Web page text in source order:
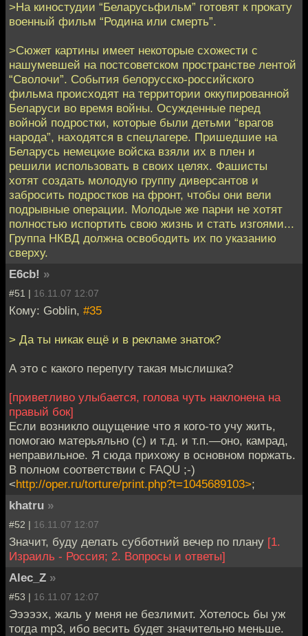
>На киностудии “Беларусьфильм” готовят к прокату
военный фильм “Родина или смерть”.
>Сюжет картины имеет некоторые схожести с
нашумевшей на постсоветском пространстве лентой
“Сволочи”. События белорусско-российского
фильма происходят на территории оккупированной
Беларуси во время войны. Осужденные перед
войной подростки, которые были детьми “врагов
народа”, находятся в спецлагере. Пришедшие на
Беларусь немецкие войска взяли их в плен и
решили использовать в своих целях. Фашисты
хотят создать молодую группу диверсантов и
забросить подростков на фронт, чтобы они вели
подрывные операции. Молодые же парни не хотят
полностью испортить свою жизнь и стать изгоями...
Группа НКВД должна освободить их по указанию
сверху.
E6cb! »
#51 | 16.11.07 12:07
Кому: Goblin, #35
> Да ты никак ещё и в рекламе знаток?
А это с какого перепугу такая мыслишка?
[приветливо улыбается, голова чуть наклонена на
правый бок]
Если возникло ощущение что я кого-то учу жить,
помогаю матерьяльно (с) и т.д. и т.п.—оно, камрад,
неправильное. Я сюда прихожу в основном поржать.
В полном соответствии с FAQU ;-)
<http://oper.ru/torture/print.php?t=1045689103>;
khatru »
#52 | 16.11.07 12:07
Значит, буду делать субботний вечер по плану [1.
Израиль - Россия; 2. Вопросы и ответы]
Alec_Z »
#53 | 16.11.07 12:07
Эээээх, жаль у меня не безлимит. Хотелось бы уж
тогда mp3, ибо весить будет значительно меньше.